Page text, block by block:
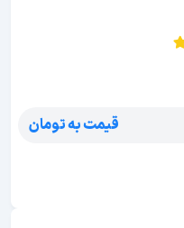
قیمت به تومان